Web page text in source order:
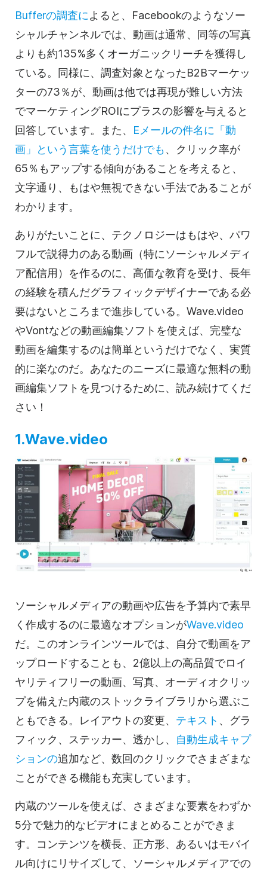
Bufferの調査によると、Facebookのようなソー
シャルチャンネルでは、 動画は通常、同等の写真
よりも約135%多くオーガニックリーチを獲得し
ている。同様に、調査対象となったB2Bマーケッ
ターの73％が、 動画は他では再現が難しい方法
でマーケティングROIにプラスの影響を与えると
回答しています。また、 Eメールの件名に「動
画 」という言葉を使うだけでも、クリック率が
65％もアップする傾向があることを考えると、
文字通り、もはや無視できない手法であることが
わかります。
ありがたいことに、テクノロジーはもはや、パワ
フルで説得力のある動画（特にソーシャルメディ
ア配信用）を作るのに、高価な教育を受け、長年
の経験を積んだグラフィックデザイナーである必
要はないところまで進歩している。Wave.video
やVontなどの動画編集ソフトを使えば、完璧な
動画を編集するのは簡単というだけでなく、実質
的に楽なのだ。あなたのニーズに最適な無料の動
画編集ソフトを見つけるために、読み続けてくだ
さい！
1.Wave.video
ソーシャルメディアの動画や広告を予算内で素早
く作成するのに最適なオプションがWave.video
だ。このオンラインツールでは、自分で動画をア
ップロードすることも、2億以上の高品質でロイ
ヤリティフリーの動画、写真、オーディオクリッ
プを備えた内蔵のストックライブラリから選ぶこ
ともできる。レイアウトの変更、 テキスト 、グラ
フィック、ステッカー、透かし、 自動生成キャプ
ションの追加など、数回のクリックでさまざまな
ことができる機能も充実しています。
内蔵のツールを使えば、さまざまな要素をわずか
5分で魅力的なビデオに まとめることができま
す。コンテンツを横長、正方形、あるいはモバイ
ル向けにリサイズして、 ソーシャルメディアでの